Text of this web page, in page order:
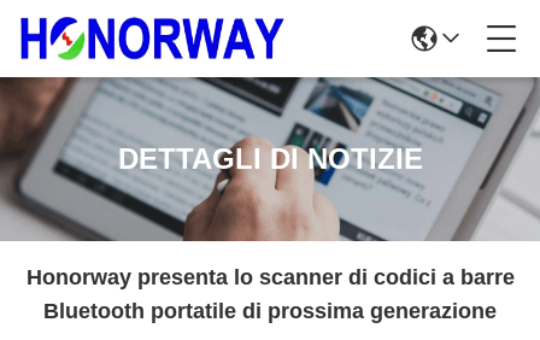
DETTAGLI DI NOTIZIE
Honorway presenta lo scanner di codici a barre
Bluetooth portatile di prossima generazione